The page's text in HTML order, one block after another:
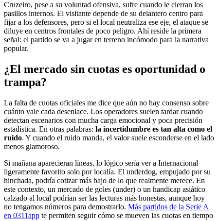
Cruzeiro, pese a su voluntad ofensiva, sufre cuando le cierran los
pasillos internos. El visitante depende de su delantero centro para
fijar a los defensores, pero si el local neutraliza ese eje, el ataque se
diluye en centros frontales de poco peligro. Ahí reside la primera
señal: el partido se va a jugar en terreno incómodo para la narrativa
popular.
¿El mercado sin cuotas es oportunidad o
trampa?
La falta de cuotas oficiales me dice que aún no hay consenso sobre
cuánto vale cada desenlace. Los operadores suelen tardar cuando
detectan escenarios con mucha carga emocional y poca precisión
estadística. En otras palabras: la incertidumbre es tan alta como el
ruido. Y cuando el ruido manda, el valor suele esconderse en el lado
menos glamoroso.
Si mañana aparecieran líneas, lo lógico sería ver a Internacional
ligeramente favorito solo por localía. El underdog, empujado por su
hinchada, podría cotizar más bajo de lo que realmente merece. En
este contexto, un mercado de goles (under) o un handicap asiático
calzado al local podrían ser las lecturas más honestas, aunque hoy
no tengamos números para demostrarlo. Más partidos de la Serie A
en 0311app te permiten seguir cómo se mueven las cuotas en tiempo